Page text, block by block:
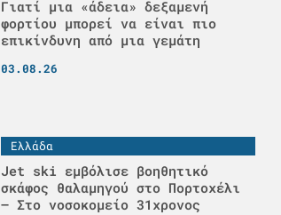
Γιατί μια «άδεια» δεξαμενή
φορτίου μπορεί να είναι πιο
επικίνδυνη από μια γεμάτη
03.08.26
Ελλάδα
Jet ski εμβόλισε βοηθητικό
σκάφος θαλαμηγού στο Πορτοχέλι
– Στο νοσοκομείο 31χρονος